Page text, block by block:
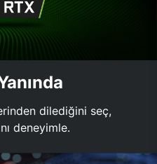
dilediğini seç,
deneyimle.